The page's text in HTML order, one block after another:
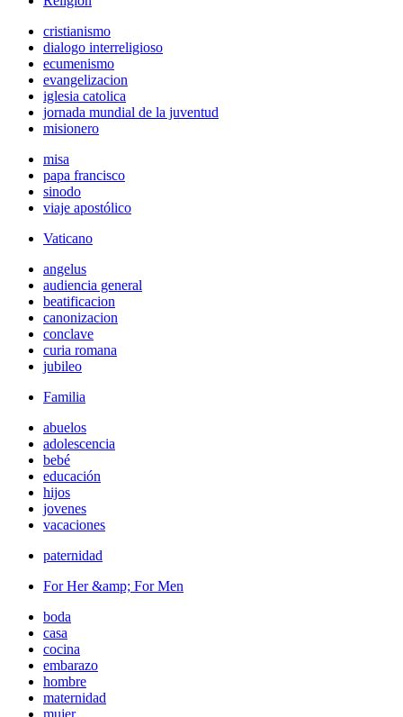
cristianismo
dialogo interreligioso
ecumenismo
evangelizacion
iglesia catolica
jornada mundial de la juventud
misionero
misa
papa francisco
sinodo
viaje apostólico
Vaticano
angelus
audiencia general
beatificacion
canonizacion
conclave
curia romana
jubileo
Familia
abuelos
adolescencia
bebé
educación
hijos
jovenes
vacaciones
paternidad
For Her &amp; For Men
boda
casa
cocina
embarazo
hombre
maternidad
mujer